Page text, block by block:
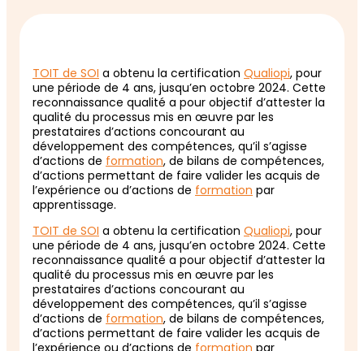
TOIT de SOI a obtenu la certification Qualiopi, pour
une période de 4 ans, jusqu’en octobre 2024. Cette
reconnaissance qualité a pour objectif d’attester la
qualité du processus mis en œuvre par les
prestataires d’actions concourant au
développement des compétences, qu’il s’agisse
d’actions de formation, de bilans de compétences,
d’actions permettant de faire valider les acquis de
l’expérience ou d’actions de formation par
apprentissage.
TOIT de SOI a obtenu la certification Qualiopi, pour
une période de 4 ans, jusqu’en octobre 2024. Cette
reconnaissance qualité a pour objectif d’attester la
qualité du processus mis en œuvre par les
prestataires d’actions concourant au
développement des compétences, qu’il s’agisse
d’actions de formation, de bilans de compétences,
d’actions permettant de faire valider les acquis de
l’expérience ou d’actions de formation par